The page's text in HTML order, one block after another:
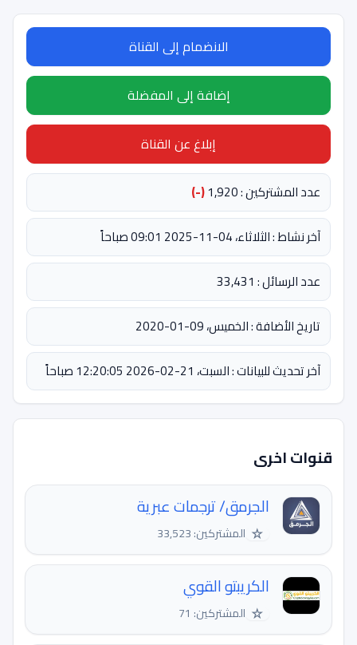
الانضمام إلى القناة
إضافة إلى المفضلة
إبلاغ عن القناة
عدد المشتركين : 1,920
(-)
آخر نشاط : الثلاثاء، 04-11-2025 09:01 صباحاً
عدد الرسائل : 33,431
تاريخ الأضافة : الخميس، 09-01-2020
آخر تحديث للبيانات : السبت، 21-02-2026 12:20:05 صباحاً
قنوات اخرى
الجرمق/ ترجمات عبرية
☆ المشتركين: 33,523
الكريبتو القوي
☆ المشتركين: 71